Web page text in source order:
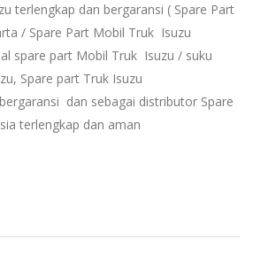
terlengkap dan bergaransi ( Spare Part
/ Spare Part Mobil Truk Isuzu
spare part Mobil Truk Isuzu / suku
Spare part Truk Isuzu
dan sebagai distributor Spare
terlengkap dan aman